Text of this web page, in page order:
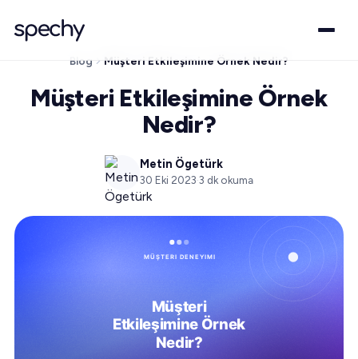
Blog Müşteri Etkileşimine Örnek Nedir?
Müşteri Etkileşimine Örnek
Nedir?
Metin Ögetürk
30 Eki 2023·3 dk okuma